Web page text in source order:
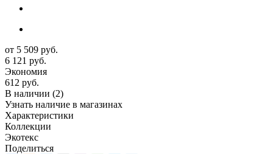
от 5 509 руб.
6 121 руб.
Экономия
612 руб.
В наличии (2)
Узнать наличие в магазинах
Характеристики
Коллекции
Экотекс
Поделиться